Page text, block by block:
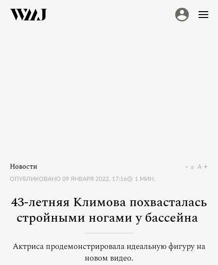
Новости
ОПУБЛИКОВАНО 09 ЯНВАРЯ 2022, 17:16 1 МИН.
a A
43-летняя Климова похвасталась
стройными ногами у бассейна
Актриса продемонстрировала идеальную фигуру на
новом видео.